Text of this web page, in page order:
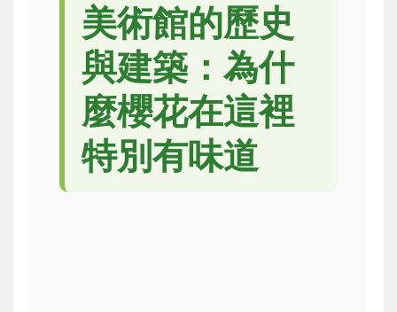
美術館的歷史
與建築：為什
麼櫻花在這裡
特別有味道